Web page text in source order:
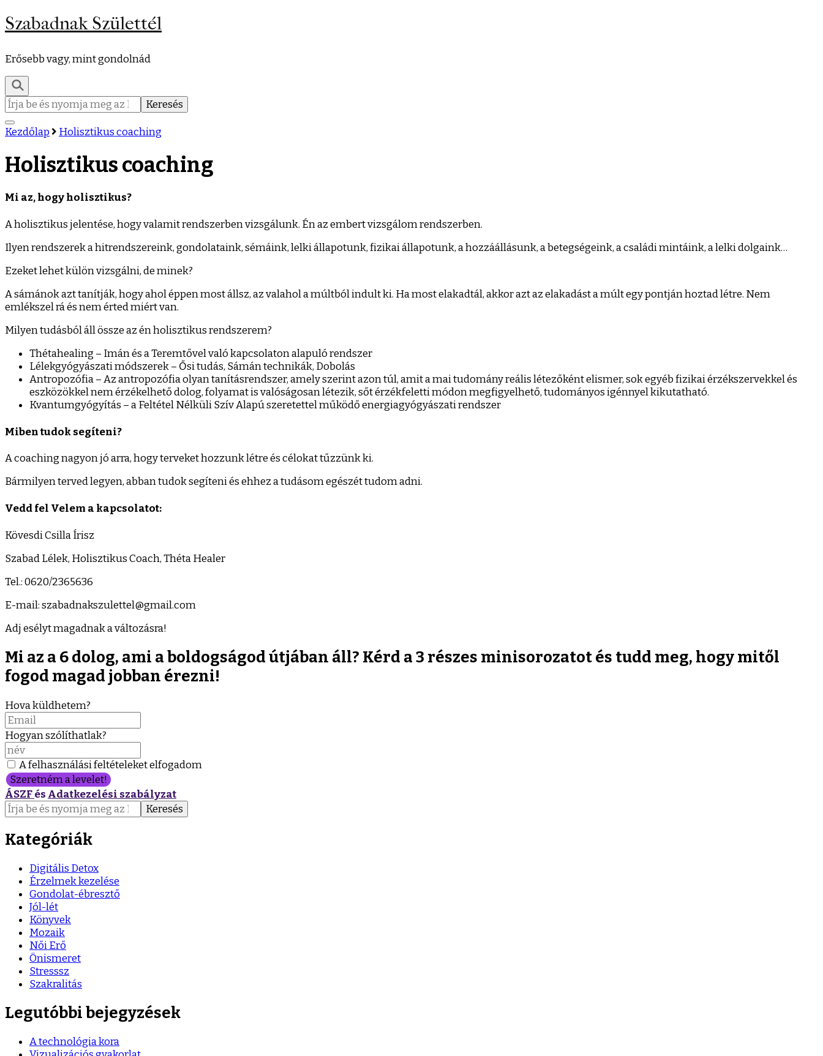
Szabadnak Születtél
Erősebb vagy, mint gondolnád
Keresés:
Kezdőlap Holisztikus coaching
Holisztikus coaching
Mi az, hogy holisztikus?
A holisztikus jelentése, hogy valamit rendszerben vizsgálunk. Én az embert vizsgálom rendszerben.
Ilyen rendszerek a hitrendszereink, gondolataink, sémáink, lelki állapotunk, fizikai állapotunk, a hozzáállásunk, a betegségeink, a családi mintáink, a lelki dolgaink…
Ezeket lehet külön vizsgálni, de minek?
A sámánok azt tanítják, hogy ahol éppen most állsz, az valahol a múltból indult ki. Ha most elakadtál, akkor azt az elakadást a múlt egy pontján hoztad létre. Nem
emlékszel rá és nem érted miért van.
Milyen tudásból áll össze az én holisztikus rendszerem?
Thétahealing – Imán és a Teremtővel való kapcsolaton alapuló rendszer
Lélekgyógyászati módszerek – Ősi tudás, Sámán technikák, Dobolás
Antropozófia – Az antropozófia olyan tanításrendszer, amely szerint azon túl, amit a mai tudomány reális létezőként elismer, sok egyéb fizikai érzékszervekkel és
eszközökkel nem érzékelhető dolog, folyamat is valóságosan létezik, sőt érzékfeletti módon megfigyelhető, tudományos igénnyel kikutatható.
Kvantumgyógyítás – a Feltétel Nélküli Szív Alapú szeretettel működő energiagyógyászati rendszer
Miben tudok segíteni?
A coaching nagyon jó arra, hogy terveket hozzunk létre és célokat tűzzünk ki.
Bármilyen terved legyen, abban tudok segíteni és ehhez a tudásom egészét tudom adni.
Vedd fel Velem a kapcsolatot:
Kövesdi Csilla Írisz
Szabad Lélek, Holisztikus Coach, Théta Healer
Tel.: 0620/2365636
E-mail: szabadnakszulettel@gmail.com
Adj esélyt magadnak a változásra!
Mi az a 6 dolog, ami a boldogságod útjában áll? Kérd a 3 részes minisorozatot és tudd meg, hogy mitől
fogod magad jobban érezni!
Hova küldhetem?
Hogyan szólíthatlak?
A felhasználási feltételeket elfogadom
Szeretném a levelet!
ÁSZFés Adatkezelési szabályzat
Keresés:
Kategóriák
Digitális Detox
Érzelmek kezelése
Gondolat-ébresztő
Jól-lét
Könyvek
Mozaik
Női Erő
Önismeret
Stresssz
Szakralitás
Legutóbbi bejegyzések
A technológia kora